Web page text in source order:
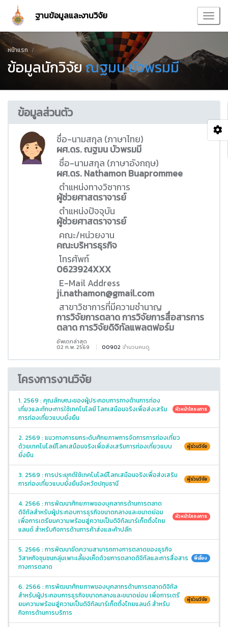
ฐานข้อมูลและงานวิจัย
หน้าแรก
ข้อมูลนักวิจัยณฐมน บัวพรมมี
ข้อมูลส่วนตัว
ชื่อ-นามสกุล (ภาษาไทย)
ผศ.ดร. ณฐมน บัวพรมมี
ชื่อ-นามสกุล (ภาษาอังกฤษ)
ผศ.ดร. Nathamon Buaprommee
ตำแหน่งทางวิชาการ
ผู้ช่วยศาสตราจารย์
ตำแหน่งปัจจุบัน
ผู้ช่วยศาสตราจารย์
คณะ/หน่วยงาน
คณะบริหารธุรกิจ
โทรศัพท์
0623924XXX
E-Mail Address
ji.nathamon@gmail.com
สาขาวิชาการที่มีความชำนาญ
การวิจัยการตลาด การวิจัยการสื่อสารการ
ตลาด การวิจัยดิจิทัลแพลตฟอร์ม
อัพเดทล่าสุด
02 ก.พ. 2569 00902 จำนวนคนดู
โครงการงานวิจัย
1. 2569 : คุณลักษณะของผู้ประกอบการทางด้านการท่อง
เที่ยวและทักษะการใช้เทคโนโลยี โลกเสมือนจริงเพื่อส่งเสริม
การท่องเที่ยวแบบยั่งยืน
หัวหน้าโครงการ
2. 2569 : แนวทางการยกระดับศักยภาพการจัดการการท่องเที่ยว
ด้วยเทคโนโลยีโลกเสมือนจริงเพื่อส่งเสริมการท่องเที่ยวแบบ
ยั่งยืน
ผู้ร่วมวิจัย
3. 2569 : การประยุกต์ใช้เทคโนโลยีโลกเสมือนจริงเพื่อส่งเสริม
การท่องเที่ยวแบบยั่งยืนจังหวัดปทุมธานี
ผู้ร่วมวิจัย
4. 2566 : การพัฒนาศักยภาพของบุคลากรด้านการตลาด
ดิจิทัลสำหรับผู้ประกอบการธุรกิจขนาดกลางและขนาดย่อม
เพื่อการเตรียมความพร้อมสู่ความเป็นดิจิทัลมาร์เก็ตติ้งไทย
แลนด์ สำหรับกิจการด้านการค้าส่งและค้าปลีก
หัวหน้าโครงการ
5. 2566 : การพัฒนาขีดความสามารถทางการตลาดของธุรกิจ
วิสาหกิจชุมชนกลุ่มเพาะเลี้ยงเห็ดด้วยการตลาดดิจิทัลและการสื่อสาร
ทางการตลาด
พี่เลี้ยง
6. 2566 : การพัฒนาศักยภาพของบุคลากรด้านการตลาดดิจิทัล
สำหรับผู้ประกอบการธุรกิจขนาดกลางและขนาดย่อม เพื่อการเตรี
ยมความพร้อมสู่ความเป็นดิจิทัลมาร์เก็ตติ้งไทยแลนด์ สำหรับ
กิจการด้านการบริการ
ผู้ร่วมวิจัย